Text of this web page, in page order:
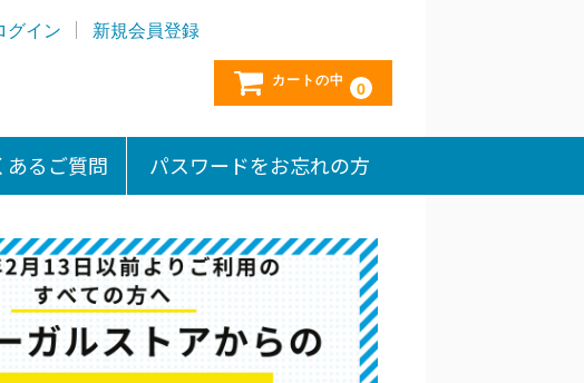
グイン 新規会員登録
カートの中 0
あるご質問 パスワードをお忘れの方